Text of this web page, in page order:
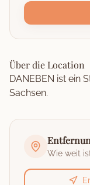
Über die Location
DANEBEN ist ein
Sachsen.
Wie weit